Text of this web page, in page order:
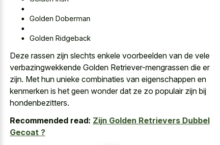
Golden Doberman
Golden Ridgeback
Deze rassen zijn slechts enkele voorbeelden van de vele
verbazingwekkende Golden Retriever-mengrassen die er
zijn. Met hun unieke combinaties van eigenschappen en
kenmerken is het geen wonder dat ze zo populair zijn bij
hondenbezitters.
Recommended read: Zijn Golden Retrievers Dubbel
Gecoat ?